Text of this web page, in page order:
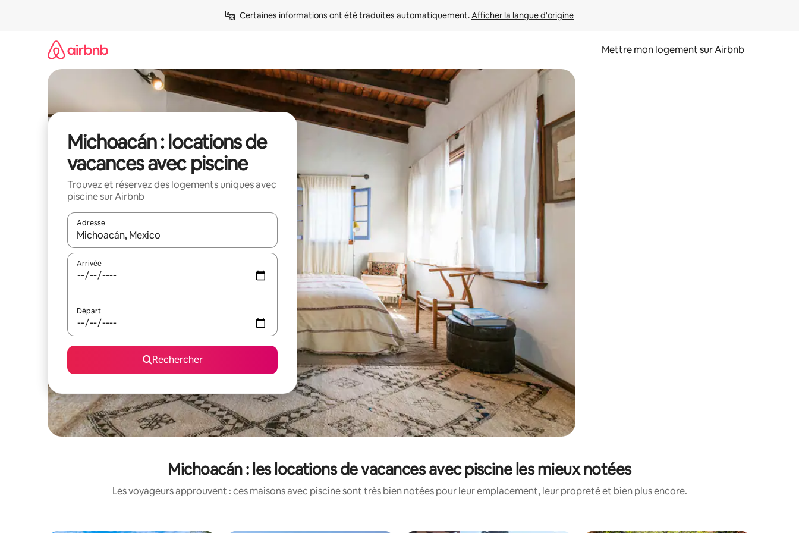
Certaines informations ont été traduites automatiquement. Afficher la langue d'origine
Mettre mon logement sur Airbnb
Michoacán : locations de
vacances avec piscine
Trouvez et réservez des logements uniques avec
piscine sur Airbnb
Adresse
Lorsque les résultats s'affichent, utilisez les flèches vers le haut et vers le bas pour les parcourir ou en appuyant et en faisant glisser.
Arrivée
Départ
Rechercher
Michoacán : les locations de vacances avec piscine les mieux notées
Les voyageurs approuvent : ces maisons avec piscine sont très bien notées pour leur emplacement, leur propreté et bien plus encore.